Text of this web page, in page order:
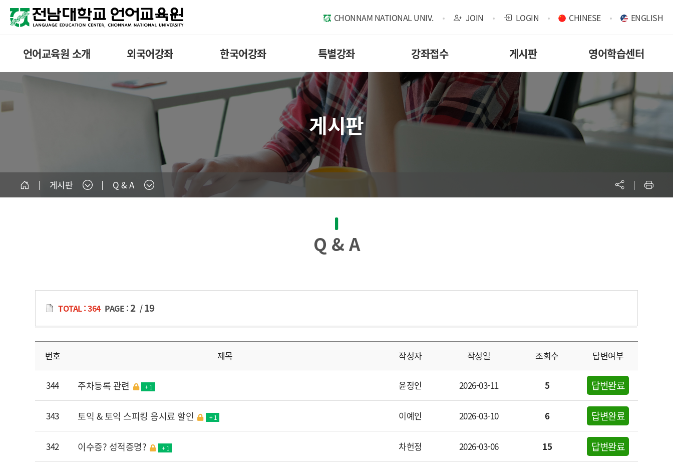
CHONNAM NATIONAL UNIV. JOIN LOGIN CHINESE ENGLISH
언어교육원 소개 외국어강좌 한국어강좌 특별강좌 강좌접수 게시판 영어학습센터
게시판 Q & A
게시판
Q & A
TOTAL : 364 PAGE :2 /19
번호 제목 작성자 작성일 조회수 답변여부
344 주차등록 관련 + 1 윤정인 2026-03-11 5 답변완료
343 토익 & 토익 스피킹 응시료 할인 + 1 이예인 2026-03-10 6 답변완료
342 이수증? 성적증명? + 1 차헌정 2026-03-06 15 답변완료